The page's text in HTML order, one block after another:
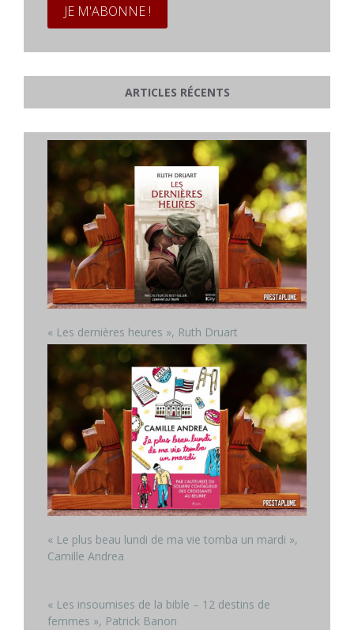
ARTICLES RÉCENTS
« Les dernières heures », Ruth Druart
« Le plus beau lundi de ma vie tomba un mardi »,
Camille Andrea
« Les insoumises de la bible – 12 destins de
femmes », Patrick Banon